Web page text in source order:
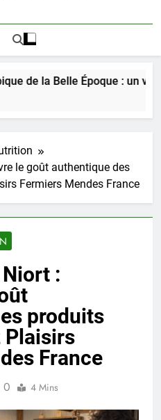
de la Belle Époque : un
le goût authentique des
Fermiers Mendes France
:
produits
Plaisirs
France
0 4 Mins